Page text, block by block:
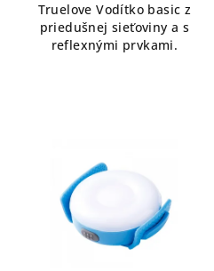
z
5
hviezdičiek.
Truelove Vodítko basic z
priedušnej sieťoviny a s
reflexnými prvkami.